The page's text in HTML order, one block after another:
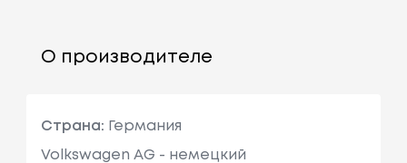
О производителе
Страна: Германия
Volkswagen AG - немецкий